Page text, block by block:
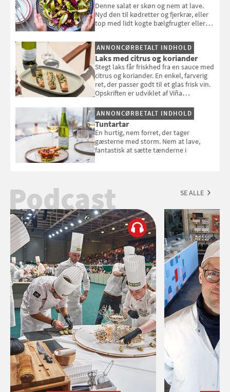
Denne salat er skøn og nem at lave.
Nyd den til kødretter og fjerkræ, eller
top med lidt kogte bælgfrugter eller
selvstændigt måltid. Opskriften er fra
Louisa Lorangs kogebog "Salat".
ANNONCØRBETALT INDHOLD
Laks med citrus og koriander
Stegt laks får friskhed fra en sauce med
citrus og koriander. En enkel, farverig
ret, der passer godt til et glas frisk vin.
Opskriften er udviklet af Viña
ANNONCØRBETALT INDHOLD
Tuntartar
En hurtig, nem forret, der tager
gæsterne med storm. Nem at lave,
fantastisk at sætte tænderne i
Podcast SE ALLE